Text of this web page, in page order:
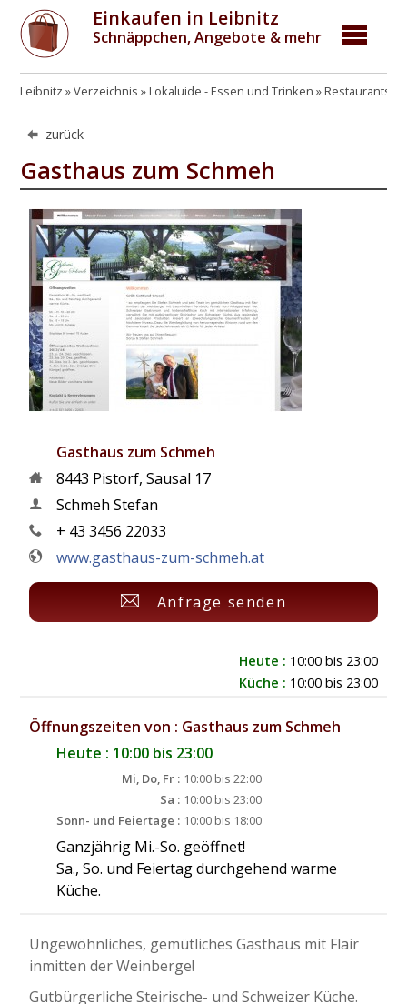
Einkaufen in Leibnitz
Schnäppchen, Angebote & mehr
Leibnitz Verzeichnis Lokaluide - Essen und Trinken Restaurants,
zurück
Gasthaus zum Schmeh
Gasthaus zum Schmeh
8443 Pistorf,Sausal 17
Schmeh Stefan
+ 43 3456 22033
www.gasthaus-zum-schmeh.at
Anfrage senden
Heute : 10:00 bis 23:00
Küche : 10:00 bis 23:00
Öffnungszeiten von : Gasthaus zum Schmeh
Heute : 10:00 bis 23:00
Mi, Do, Fr : 10:00 bis 22:00
Sa : 10:00 bis 23:00
Sonn- und Feiertage : 10:00 bis 18:00
Ganzjährig Mi.-So. geöffnet!
Sa., So. und Feiertag durchgehend warme
Küche.
Ungewöhnliches, gemütliches Gasthaus mit Flair
inmitten der Weinberge!
Gutbürgerliche Steirische- und Schweizer Küche.